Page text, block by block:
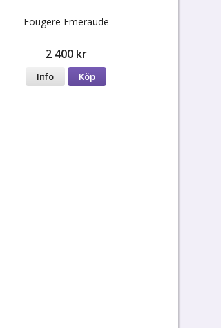
Fougere Emeraude
2 400 kr
Info Köp